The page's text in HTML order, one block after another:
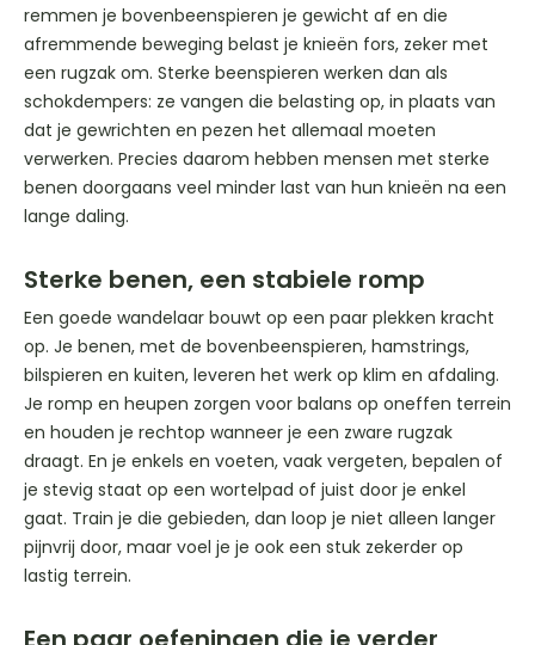
remmen je bovenbeenspieren je gewicht af en die
afremmende beweging belast je knieën fors, zeker met
een rugzak om. Sterke beenspieren werken dan als
schokdempers: ze vangen die belasting op, in plaats van
dat je gewrichten en pezen het allemaal moeten
verwerken. Precies daarom hebben mensen met sterke
benen doorgaans veel minder last van hun knieën na een
lange daling.
Sterke benen, een stabiele romp
Een goede wandelaar bouwt op een paar plekken kracht
op. Je benen, met de bovenbeenspieren, hamstrings,
bilspieren en kuiten, leveren het werk op klim en afdaling.
Je romp en heupen zorgen voor balans op oneffen terrein
en houden je rechtop wanneer je een zware rugzak
draagt. En je enkels en voeten, vaak vergeten, bepalen of
je stevig staat op een wortelpad of juist door je enkel
gaat. Train je die gebieden, dan loop je niet alleen langer
pijnvrij door, maar voel je je ook een stuk zekerder op
lastig terrein.